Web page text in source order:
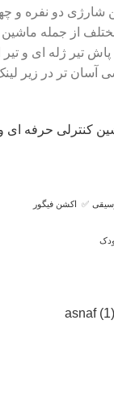
از جمله
پاش تیر ژله
آسان تر در زیر
کنترلی حرفه
✅ اکشن فیگور